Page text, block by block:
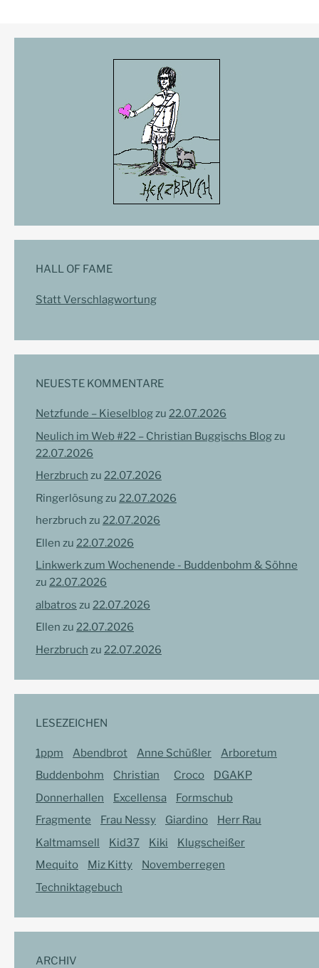
HALL OF FAME
Statt Verschlagwortung
NEUESTE KOMMENTARE
Netzfunde – Kieselblogzu 22.07.2026
Neulich im Web #22 – Christian Buggischs Blog zu
22.07.2026
Herzbruch zu 22.07.2026
Ringerlösung zu 22.07.2026
herzbruch zu 22.07.2026
Ellen zu 22.07.2026
Linkwerk zum Wochenende - Buddenbohm & Söhne
zu 22.07.2026
albatros zu 22.07.2026
Ellen zu 22.07.2026
Herzbruch zu 22.07.2026
LESEZEICHEN
1ppm Abendbrot Anne Schüßler Arboretum
Buddenbohm
Christian Croco DGAKP
Donnerhallen
Excellensa Formschub
Fragmente
Frau Nessy Giardino Herr Rau
Kaltmamsell
Kid37 Kiki Klugscheißer
Mequito
Miz Kitty Novemberregen
Techniktagebuch
ARCHIV